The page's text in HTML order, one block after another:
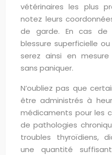
vétérinaires les plus
notez leurs
de garde. En cas de
blessure superficielle
serez ainsi en
sans paniquer.
N’oubliez pas que
être administrés à
médicaments pour les
de pathologies
troubles thyroïdiens,
une quantité